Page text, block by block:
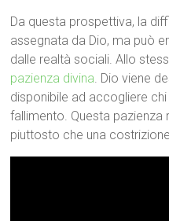
Da questa prospettiva, la
assegnata da Dio, ma può
dalle realtà sociali. Allo
pazienza divina. Dio viene
disponibile ad accogliere
fallimento. Questa
piuttosto che una